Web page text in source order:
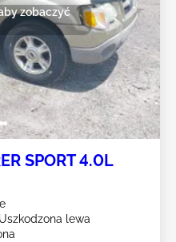
zobaczyć
SPORT 4.0L
lewa